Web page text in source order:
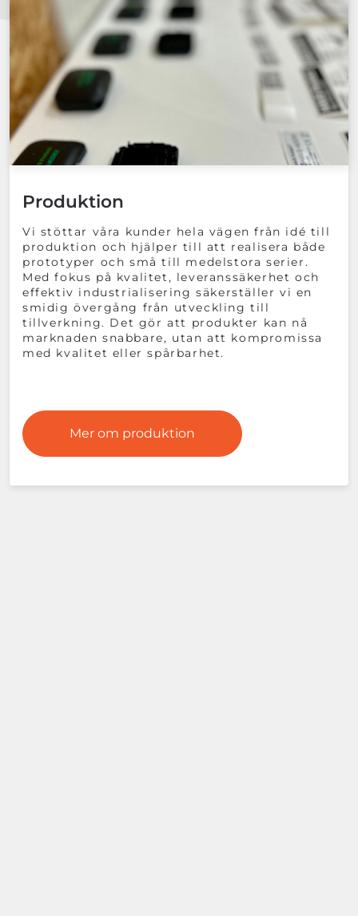
Produktion
Vi stöttar våra kunder hela vägen från idé till
produktion och hjälper till att realisera både
prototyper och små till medelstora serier.
Med fokus på kvalitet, leveranssäkerhet och
effektiv industrialisering säkerställer vi en
smidig övergång från utveckling till
tillverkning. Det gör att produkter kan nå
marknaden snabbare, utan att kompromissa
med kvalitet eller spårbarhet.
Mer om produktion